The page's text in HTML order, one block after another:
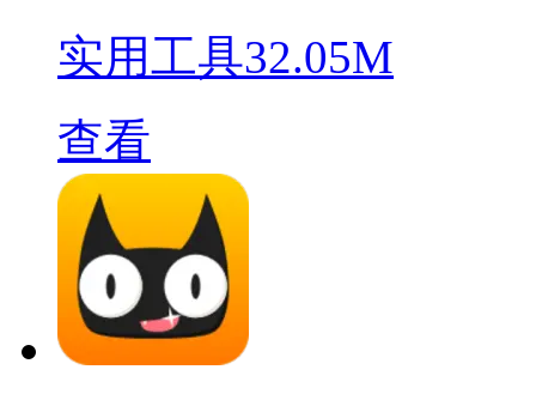
实用工具32.05M
查看